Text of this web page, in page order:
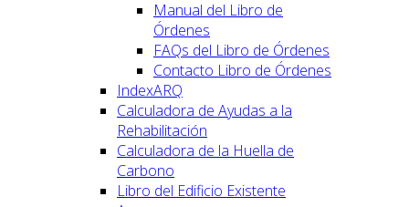
Manual del Libro de
Órdenes
FAQs del Libro de Órdenes
Contacto Libro de Órdenes
IndexARQ
Calculadora de Ayudas a la
Rehabilitación
Calculadora de la Huella de
Carbono
Libro del Edificio Existente